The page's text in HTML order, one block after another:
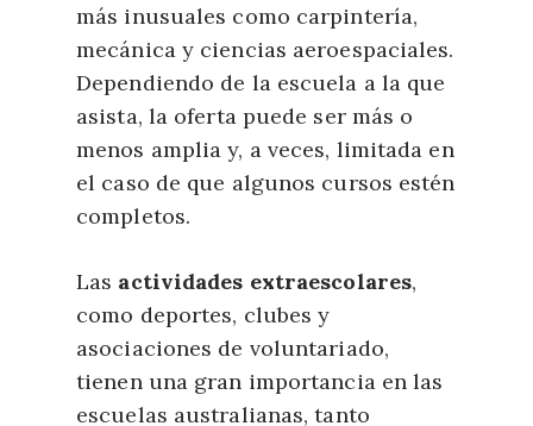
más inusuales como carpintería,
mecánica y ciencias aeroespaciales.
Dependiendo de la escuela a la que
asista, la oferta puede ser más o
menos amplia y, a veces, limitada en
el caso de que algunos cursos estén
completos.
Las actividades extraescolares,
como deportes, clubes y
asociaciones de voluntariado,
tienen una gran importancia en las
escuelas australianas, tanto